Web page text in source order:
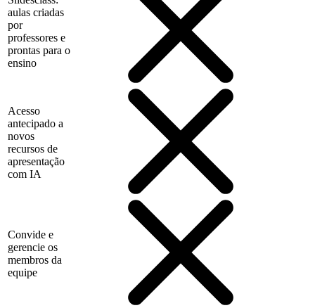
aulas criadas
por
professores e
prontas para o
ensino
Acesso
antecipado a
novos
recursos de
apresentação
com IA
Convide e
gerencie os
membros da
equipe